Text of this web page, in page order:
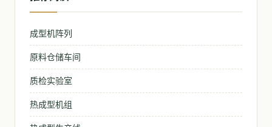
成型机阵列
原料仓储车间
质检实验室
热成型机组